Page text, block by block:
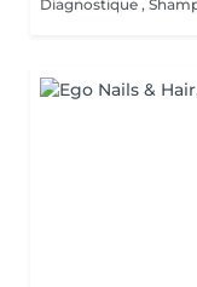
Diagnostique ,